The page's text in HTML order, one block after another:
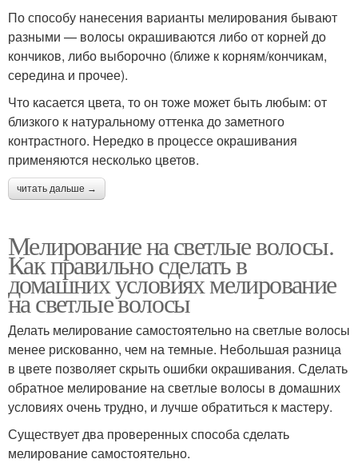
По способу нанесения варианты мелирования бывают
разными — волосы окрашиваются либо от корней до
кончиков, либо выборочно (ближе к корням/кончикам,
середина и прочее).
Что касается цвета, то он тоже может быть любым: от
близкого к натуральному оттенка до заметного
контрастного. Нередко в процессе окрашивания
применяются несколько цветов.
читать дальше →
Мелирование на светлые волосы.
Как правильно сделать в
домашних условиях мелирование
на светлые волосы
Делать мелирование самостоятельно на светлые волосы
менее рискованно, чем на темные. Небольшая разница
в цвете позволяет скрыть ошибки окрашивания. Сделать
обратное мелирование на светлые волосы в домашних
условиях очень трудно, и лучше обратиться к мастеру.
Существует два проверенных способа сделать
мелирование самостоятельно.